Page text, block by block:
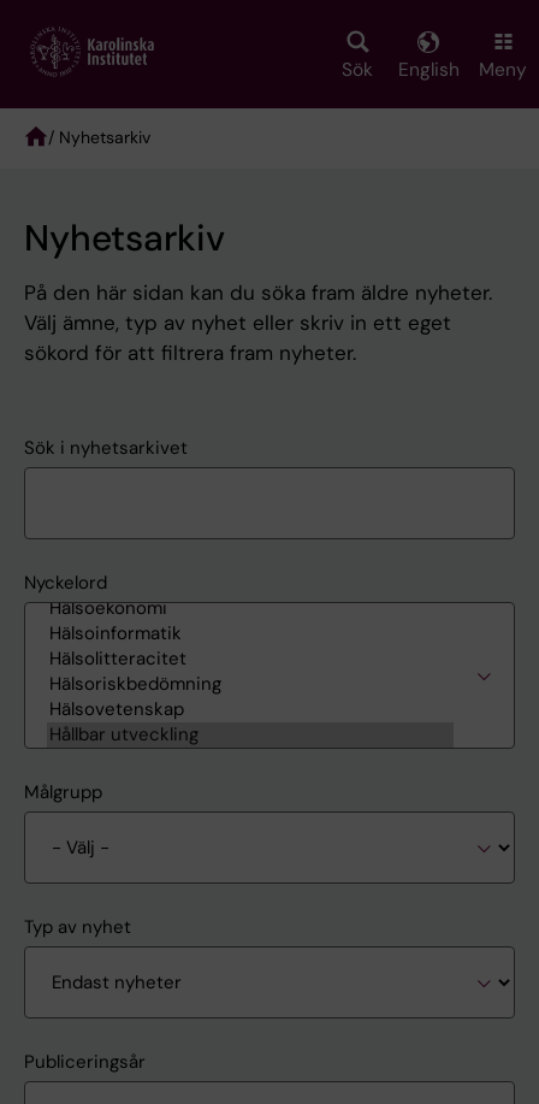
main
Sök English Meny
/ Nyhetsarkiv
Nyhetsarkiv
På den här sidan kan du söka fram äldre nyheter.
Välj ämne, typ av nyhet eller skriv in ett eget
sökord för att filtrera fram nyheter.
Sök i nyhetsarkivet
Nyckelord
Målgrupp
Typ av nyhet
Publiceringsår